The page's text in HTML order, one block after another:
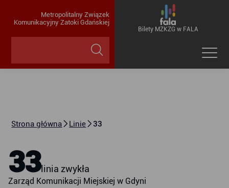
Metropolitalny Związek
Komunikacyjny Zatoki Gdańskiej
Bilety MZKZG w FALA
Strona główna Linie 33
33linia zwykła
Zarząd Komunikacji Miejskiej w Gdyni